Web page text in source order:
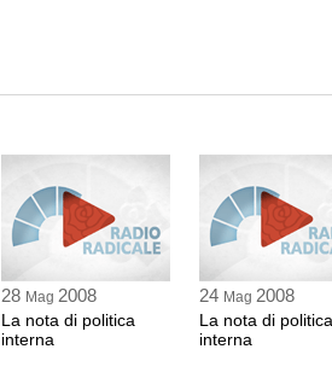
28 Mag 2008
La nota di politica
interna
24 Mag 2008
La nota di politica
interna